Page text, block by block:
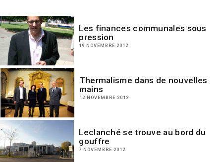
Les finances communales sous
pression
19 NOVEMBRE 2012
Thermalisme dans de nouvelles
mains
12 NOVEMBRE 2012
Leclanché se trouve au bord du
gouffre
7 NOVEMBRE 2012